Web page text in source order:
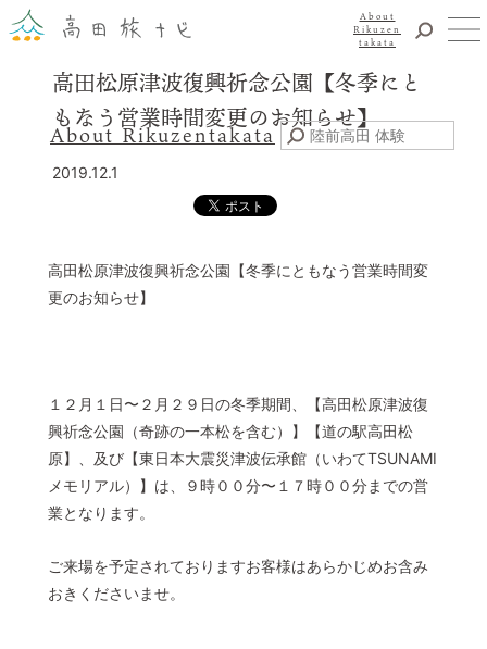
About Rikuzentakata
高田松原津波復興祈念公園【冬季にと
もなう営業時間変更のお知らせ】
2019.12.1
高田松原津波復興祈念公園【冬季にともなう営業時間変
更のお知らせ】
１２月１日〜２月２９日の冬季期間、【高田松原津波復
興祈念公園（奇跡の一本松を含む）】【道の駅高田松
原】、及び【東日本大震災津波伝承館（いわてTSUNAMI
メモリアル）】は、９時００分〜１７時００分までの営
業となります。
ご来場を予定されておりますお客様はあらかじめお含み
おきくださいませ。
About
Rikuzen
takata
観光
体験
震災復興
アクセス
観光のことならまずはココ！
陸前高田市観光物産協会
お問い合わせ
© 2022 一般社団法人 陸前高田市観光物産協会 All Rights Reserved.